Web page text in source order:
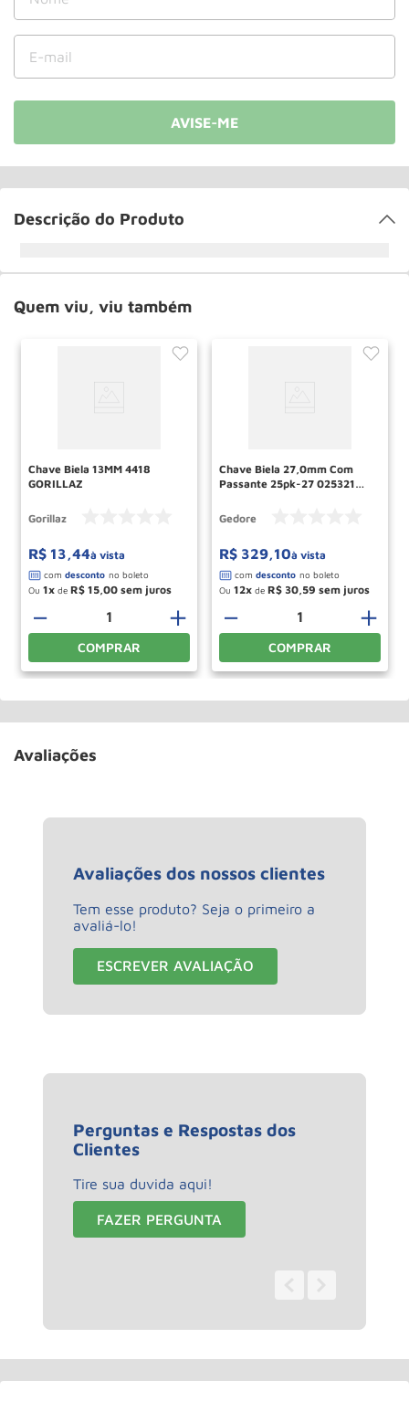
Descrição do Produto
Quem viu, viu também
Chave Biela 13MM 4418
GORILLAZ
Gorillaz
R$ 13 44à vista
Ou 1 de R$ 15 00
＋
－
COMPRAR
Chave Biela 27,0mm Com
Passante 25pk-27 025321
Gedore
R$ 329 10à vista
Ou 12 de R$ 30 59
＋
－
COMPRAR
Avaliações
Avaliações dos nossos clientes
Tem esse produto? Seja o primeiro a
avaliá-lo!
ESCREVER AVALIAÇÃO
Perguntas e Respostas dos
Clientes
Tire sua duvida aqui!
FAZER PERGUNTA